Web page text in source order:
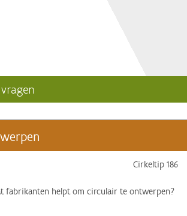
Cirkeltip 186
fabrikanten helpt om circulair te ontwerpen?